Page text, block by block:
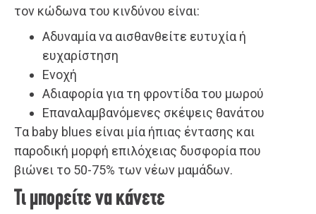
τον κώδωνα του κινδύνου είναι:
Αδυναμία να αισθανθείτε ευτυχία ή
ευχαρίστηση
Ενοχή
Αδιαφορία για τη φροντίδα του μωρού
Επαναλαμβανόμενες σκέψεις θανάτου
Tα baby blues είναι μία ήπιας έντασης και
παροδική μορφή επιλόχειας δυσφορία που
βιώνει το 50-75% των νέων μαμάδων.
Τι μπορείτε να κάνετε